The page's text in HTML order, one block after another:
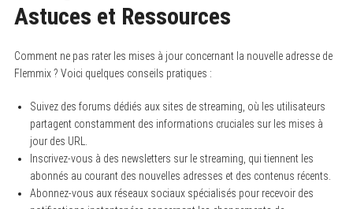
Astuces et Ressources
Comment ne pas rater les mises à jour concernant la nouvelle adresse de
Flemmix ? Voici quelques conseils pratiques :
Suivez des forums dédiés aux sites de streaming, où les utilisateurs
partagent constamment des informations cruciales sur les mises à
jour des URL.
Inscrivez-vous à des newsletters sur le streaming, qui tiennent les
abonnés au courant des nouvelles adresses et des contenus récents.
Abonnez-vous aux réseaux sociaux spécialisés pour recevoir des